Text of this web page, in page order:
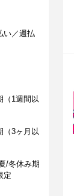
い／週払
（1週間以
（3ヶ月以
/冬休み期
定